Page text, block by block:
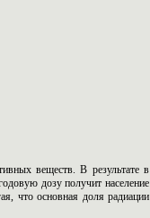
веществ. В результате в
дозу получит население
что основная доля радиации